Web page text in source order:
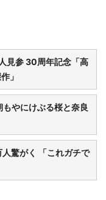
見参 30周年記念「高
」
もやにけぶる桜と奈良
驚がく 「これガチで